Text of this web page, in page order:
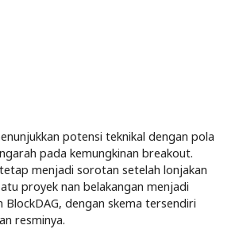
potensi teknikal dengan pola
pada kemungkinan breakout.
menjadi sorotan setelah lonjakan
proyek nan belakangan menjadi
BlockDAG, dengan skema tersendiri
resminya.